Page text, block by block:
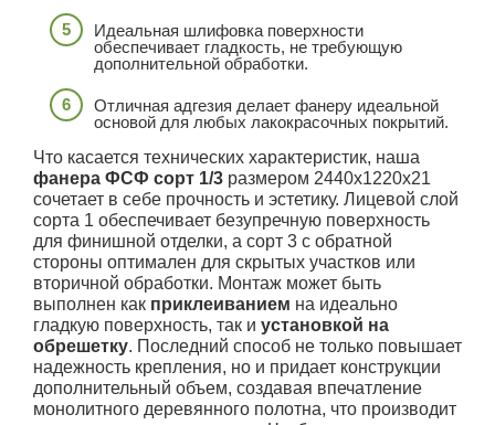
Идеальная шлифовка поверхности
обеспечивает гладкость, не требующую
дополнительной обработки.
Отличная адгезия делает фанеру идеальной
основой для любых лакокрасочных покрытий.
Что касается технических характеристик, наша
фанера ФСФ сорт 1/3 размером 2440х1220х21
сочетает в себе прочность и эстетику. Лицевой слой
сорта 1 обеспечивает безупречную поверхность
для финишной отделки, а сорт 3 с обратной
стороны оптимален для скрытых участков или
вторичной обработки. Монтаж может быть
выполнен как приклеиванием на идеально
гладкую поверхность, так и установкой на
обрешетку. Последний способ не только повышает
надежность крепления, но и придает конструкции
дополнительный объем, создавая впечатление
монолитного деревянного полотна, что производит